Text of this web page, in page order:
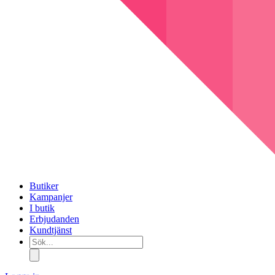
Butiker
Kampanjer
I butik
Erbjudanden
Kundtjänst
Sök...